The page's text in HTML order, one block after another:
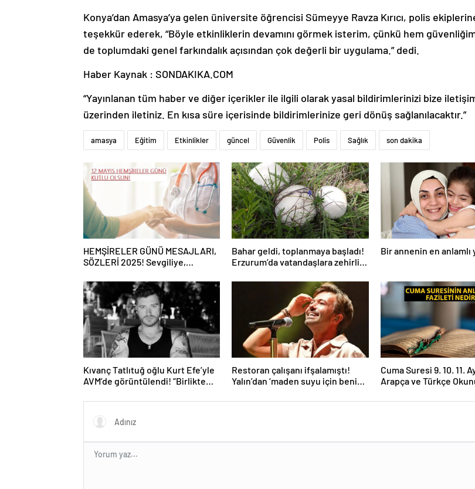
Konya’dan Amasya’ya gelen üniversite öğrencisi Sümeyye Ravza Kırıcı, polis
teşekkür ederek, “Böyle etkinliklerin devamını görmek isterim, çünkü hem
de toplumdaki genel farkındalık açısından çok değerli bir uygulama.” dedi.
Haber Kaynak : SONDAKIKA.COM
“Yayınlanan tüm haber ve diğer içerikler ile ilgili olarak yasal bildirimlerinizi bize
üzerinden iletiniz. En kısa süre içerisinde bildirimlerinize geri dönüş sağlanılacaktır.”
amasya Eğitim Etkinlikler güncel Güvenlik Polis Sağlık son dakika
HEMŞİRELER GÜNÜ MESAJLARI,
SÖZLERİ 2025! Sevgiliye,
Hemşireler Günü ile ilgili sözler…
Bahar geldi, toplanmaya başladı!
Erzurum’da vatandaşlara zehirli
Bir annenin en
Kıvanç Tatlıtuğ oğlu Kurt Efe’yle
AVM’de görüntülendi! “Birlikte
Restoran çalışanı ifşalamıştı!
Yalın’dan ‘maden suyu için beni
Eğer istemeden birini
Cuma Suresi 9. 10. 11.
Arapça ve Türkçe
Fazileti Nedir?